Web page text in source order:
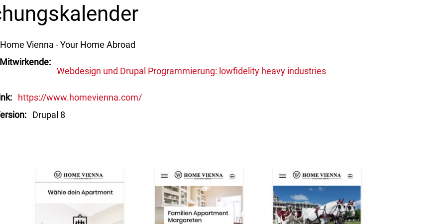
Home Vienna - Your Home Abroad
Webdesign und Drupal Programmierung: lowfidelity heavy industries
https://www.homevienna.com/
Drupal 8